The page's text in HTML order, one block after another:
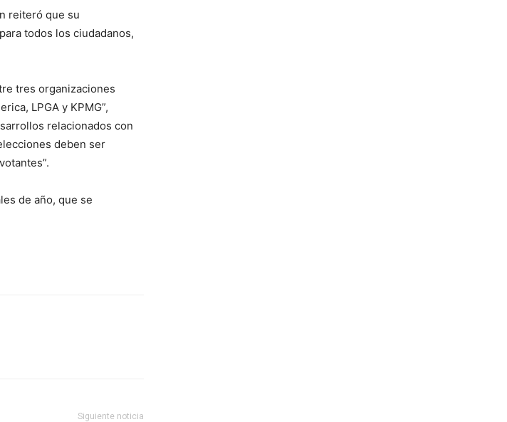
reiteró que su
todos los ciudadanos,
tres organizaciones
LPGA y KPMG”,
relacionados con
deben ser
de año, que se
Siguiente noticia